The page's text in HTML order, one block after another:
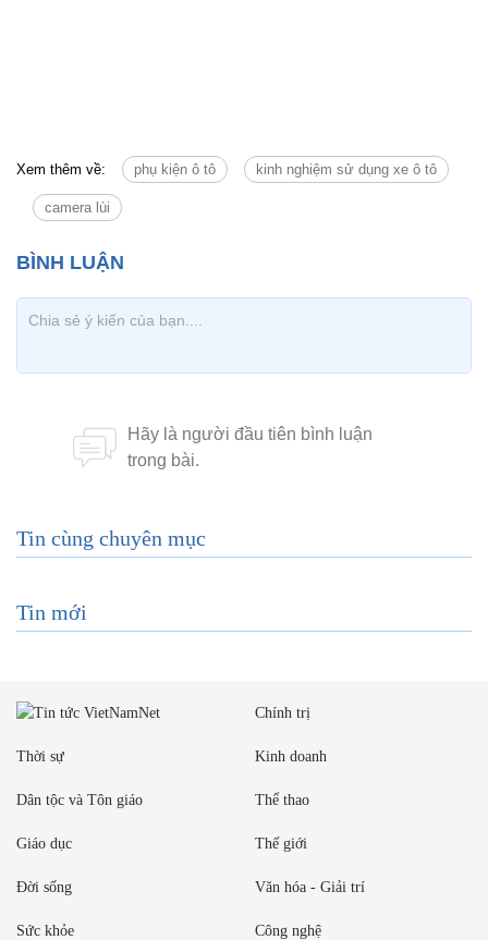
Xem thêm về: phụ kiện ô tô kinh nghiệm sử dụng xe ô tô
camera lùi
Tin cùng chuyên mục
Tin mới
Chính trị
Thời sự Kinh doanh
Dân tộc và Tôn giáo Thể thao
Giáo dục Thế giới
Đời sống Văn hóa - Giải trí
Sức khỏe Công nghệ